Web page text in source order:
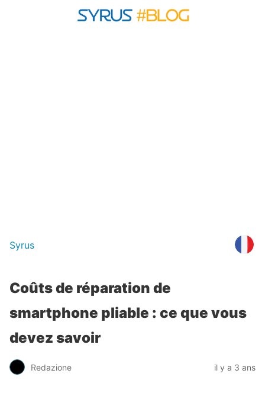
Syrus
Coûts de réparation de
smartphone pliable : ce que vous
devez savoir
Redazione il y a 3 ans